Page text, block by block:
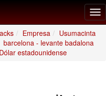
Empresa
Usumacinta
barcelona - levante badalona
Dólar estadounidense